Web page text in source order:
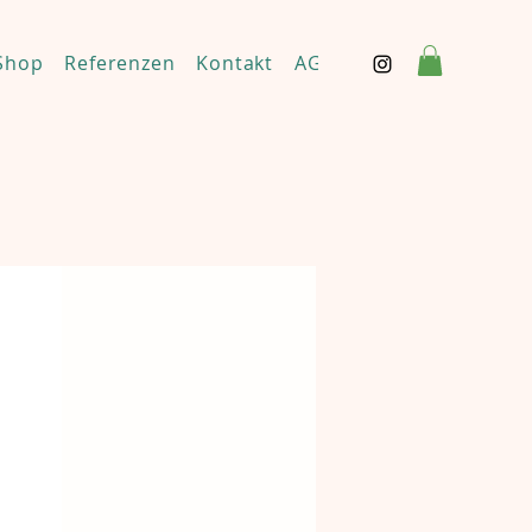
Referenzen Kontakt AGBs &